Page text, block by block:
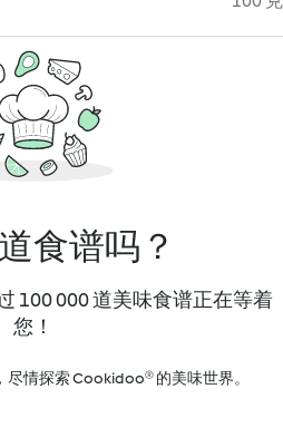
食谱吗？
100 000 道美味食谱正在等着
您！
情探索 Cookidoo® 的美味世界。